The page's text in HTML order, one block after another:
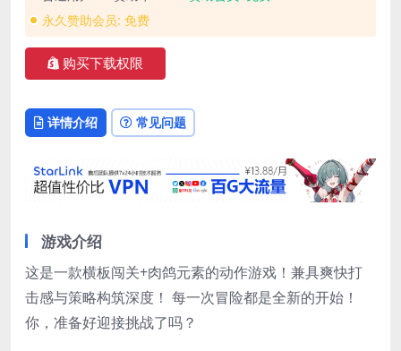
永久赞助会员: 免费
购买下载权限
详情介绍 常见问题
游戏介绍
这是一款横板闯关+肉鸽元素的动作游戏！兼具爽快打
击感与策略构筑深度！ 每一次冒险都是全新的开始！
你，准备好迎接挑战了吗？